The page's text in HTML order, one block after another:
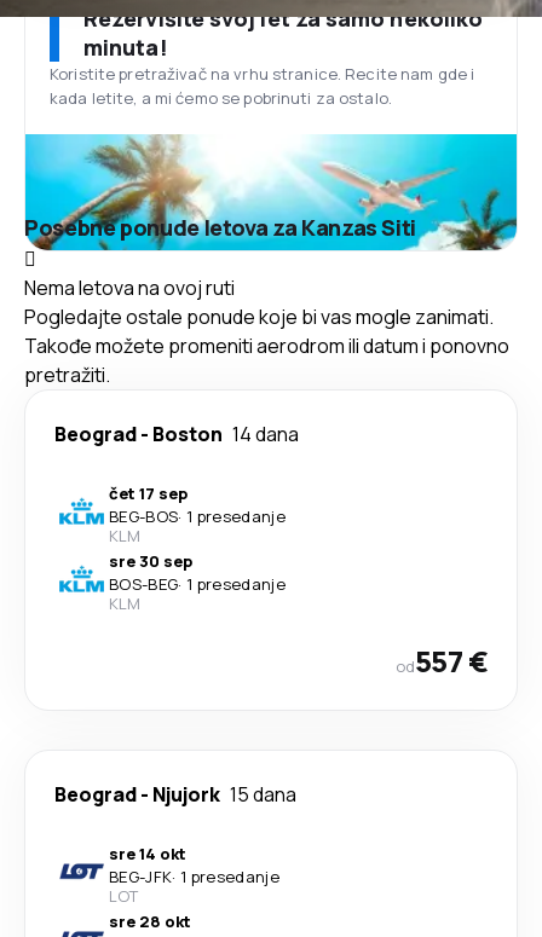
Rezervišite svoj let za samo nekoliko
minuta!
Koristite pretraživač na vrhu stranice. Recite nam gde i
kada letite, a mi ćemo se pobrinuti za ostalo.
Posebne ponude letova za Kanzas Siti
Nema letova na ovoj ruti
Pogledajte ostale ponude koje bi vas mogle zanimati.
Takođe možete promeniti aerodrom ili datum i ponovno
pretražiti.
Beograd- Boston 14 dana
čet 17 sep
BEG-BOS· 1 presedanje
KLM
sre 30 sep
BOS-BEG· 1 presedanje
KLM
od557 €
Beograd- Njujork 15 dana
sre 14 okt
BEG-JFK· 1 presedanje
LOT
sre 28 okt